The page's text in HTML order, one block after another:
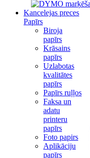
Kancelejas preces
Papīrs
Biroja
papīrs
Krāsains
papīrs
Uzlabotas
kvalitātes
papīrs
Papīrs ruļļos
Faksa un
adatu
printeru
papīrs
Foto papirs
Aplikāciju
papīrs